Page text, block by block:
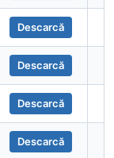
Descarcă
Descarcă
Descarcă
Descarcă